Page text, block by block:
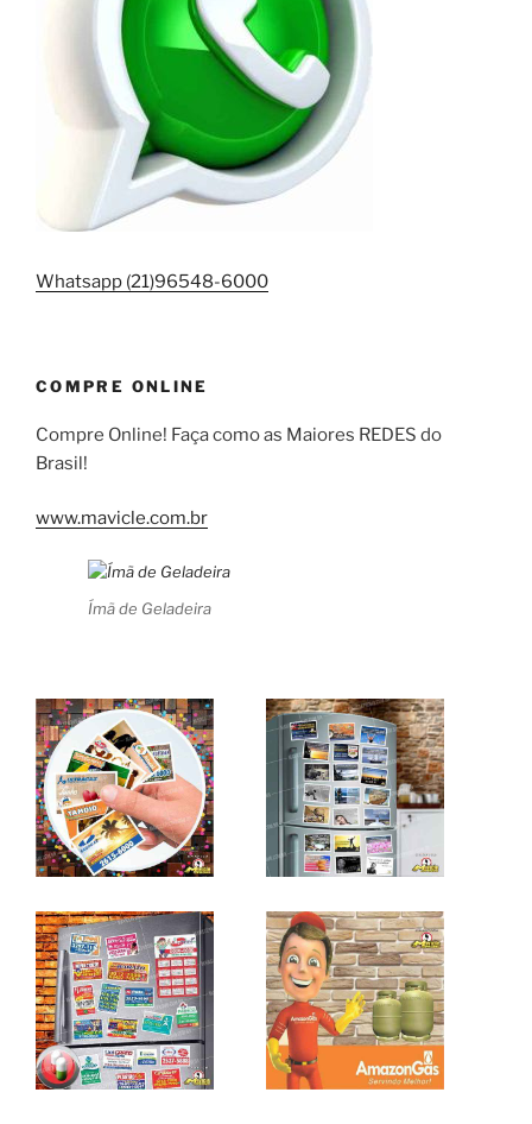
Whatsapp (21)96548-6000
COMPRE ONLINE
Compre Online! Faça como as Maiores REDES do
Brasil!
www.mavicle.com.br
Ímã de Geladeira